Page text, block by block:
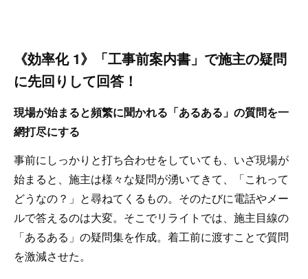
《効率化 1》「工事前案内書」で施主の疑問
に先回りして回答！
現場が始まると頻繁に聞かれる「あるある」の質問を一
網打尽にする
事前にしっかりと打ち合わせをしていても、いざ現場が
始まると、施主は様々な疑問が湧いてきて、「これって
どうなの？」と尋ねてくるもの。そのたびに電話やメー
ルで答えるのは大変。そこでリライトでは、施主目線の
「あるある」の疑問集を作成。着工前に渡すことで質問
を激減させた。